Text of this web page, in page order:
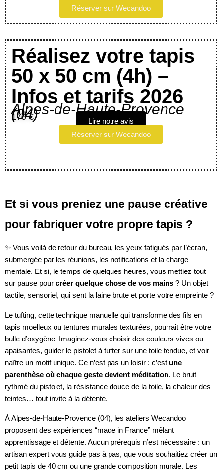
Réserver sur Wecandoo
Réalisez votre tapis
50 x 50 cm (4h) –
Infos et tarifs 2026
Alpes-de-Haute-Provence
(04)
170 €
Lire notre avis
Réserver sur Wecandoo
Et si vous preniez une pause créative
pour fabriquer votre propre tapis ?
✨ Vous voilà de retour du bureau, les yeux fatigués par l’écran,
submergée par les réunions, les notifications et la charge
mentale. Et si, le temps de quelques heures, vous mettiez tout
sur pause pour créer quelque chose de vos mains ? Un objet
tactile, sensoriel, qui sent la laine brute et porte votre empreinte ?
Le tufting, cette technique manuelle qui transforme des fils en
tapis moelleux ou tentures murales texturées, pourrait être votre
bulle d’oxygène. Imaginez-vous choisir des couleurs vives ou
apaisantes, guider le pistolet à tufter sur une toile tendue, et voir
naître un motif unique. Ce n’est pas un loisir : c’est une
parenthèse où chaque geste devient méditation. Le bruit
rythmé du pistolet, la résistance douce de la toile, la chaleur des
teintes… tout invite à la détente.
À Alpes-de-Haute-Provence (04), les ateliers Wecandoo
proposent des expériences “made in France” mêlant
apprentissage et détente. Aucun prérequis n’est nécessaire : un
artisan expert vous guide pas à pas, que vous souhaitiez créer un
petit tapis de 40 cm ou une grande composition murale. Les